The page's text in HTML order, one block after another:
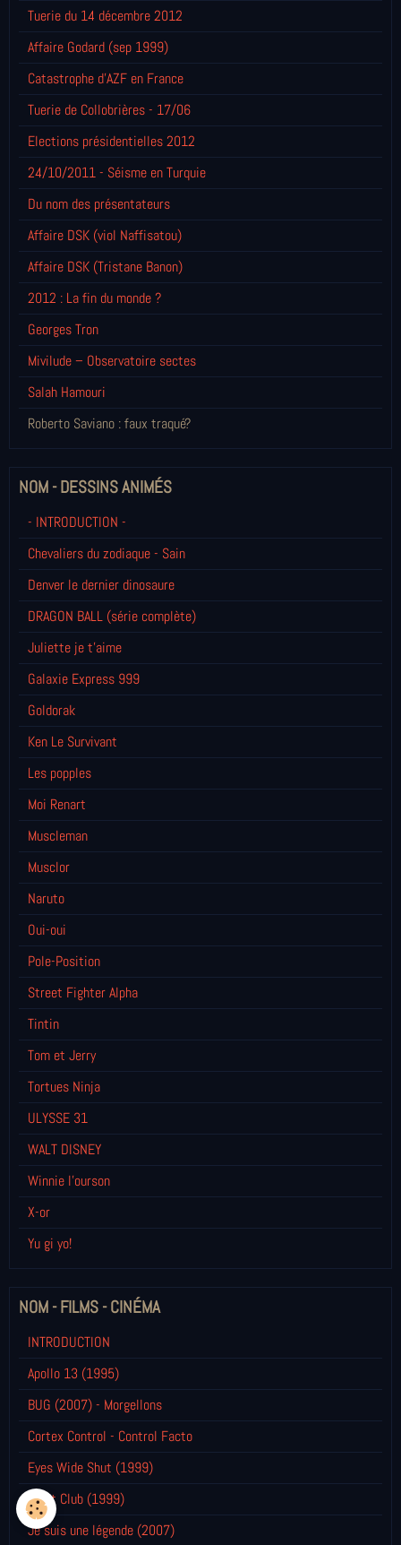
Tuerie du 14 décembre 2012
Affaire Godard (sep 1999)
Catastrophe d'AZF en France
Tuerie de Collobrières - 17/06
Elections présidentielles 2012
24/10/2011 - Séisme en Turquie
Du nom des présentateurs
Affaire DSK (viol Naffisatou)
Affaire DSK (Tristane Banon)
2012 : La fin du monde ?
Georges Tron
Mivilude – Observatoire sectes
Salah Hamouri
Roberto Saviano : faux traqué?
NOM - DESSINS ANIMÉS
- INTRODUCTION -
Chevaliers du zodiaque - Sain
Denver le dernier dinosaure
DRAGON BALL (série complète)
Juliette je t’aime
Galaxie Express 999
Goldorak
Ken Le Survivant
Les popples
Moi Renart
Muscleman
Musclor
Naruto
Oui-oui
Pole-Position
Street Fighter Alpha
Tintin
Tom et Jerry
Tortues Ninja
ULYSSE 31
WALT DISNEY
Winnie l’ourson
X-or
Yu gi yo!
NOM - FILMS - CINÉMA
INTRODUCTION
Apollo 13 (1995)
BUG (2007) - Morgellons
Cortex Control - Control Facto
Eyes Wide Shut (1999)
Fight Club (1999)
Je suis une légende (2007)